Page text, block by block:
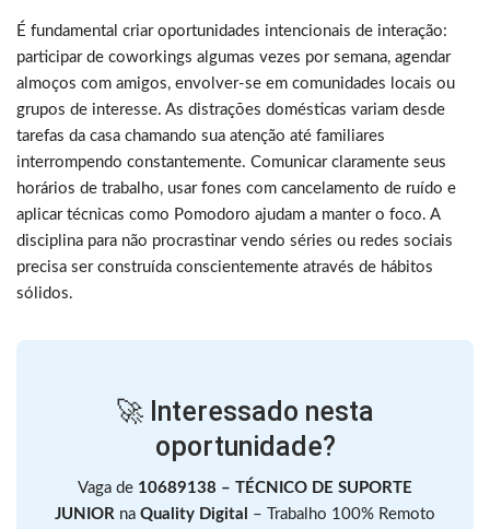
É fundamental criar oportunidades intencionais de interação:
participar de coworkings algumas vezes por semana, agendar
almoços com amigos, envolver-se em comunidades locais ou
grupos de interesse. As distrações domésticas variam desde
tarefas da casa chamando sua atenção até familiares
interrompendo constantemente. Comunicar claramente seus
horários de trabalho, usar fones com cancelamento de ruído e
aplicar técnicas como Pomodoro ajudam a manter o foco. A
disciplina para não procrastinar vendo séries ou redes sociais
precisa ser construída conscientemente através de hábitos
sólidos.
🚀 Interessado nesta
oportunidade?
Vaga de 10689138 – TÉCNICO DE SUPORTE
JUNIOR na Quality Digital – Trabalho 100% Remoto